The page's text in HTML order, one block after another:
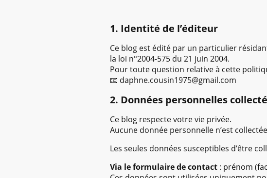
1. Identité de l’éditeur
Ce blog est édité par un particulier
la loi n°2004-575 du 21 juin 2004.
Pour toute question relative à cette
📧 daphne.cousin1975@gmail.com
2. Données personnelles
Ce blog respecte votre vie privée.
Aucune donnée personnelle n’est
Les seules données susceptibles d’être
Via le formulaire de contact : prénom